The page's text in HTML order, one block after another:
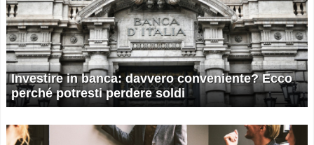
Investire in banca: davvero conveniente? Ecco
perché potresti perdere soldi